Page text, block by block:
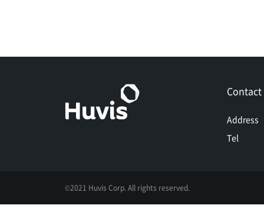
Contact
Address
Tel
©2021 Huvis Corp. All rights reserved.